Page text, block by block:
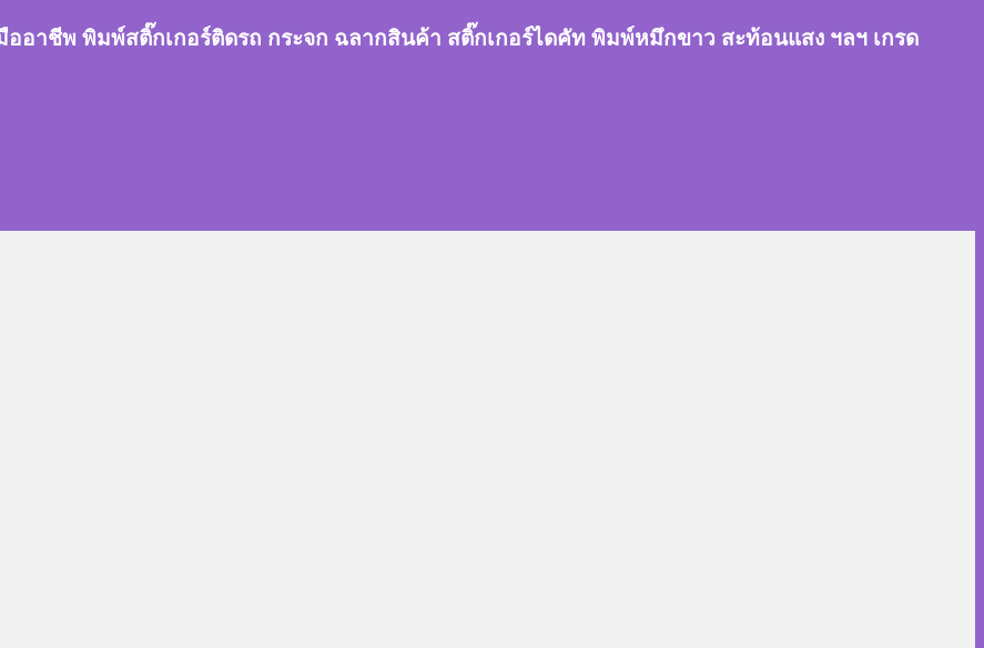
อาชีพ พิมพ์สติ๊กเกอร์ติดรถ กระจก ฉลากสินค้า สติ๊กเกอร์ไดคัท พิมพ์หมึกขาว สะท้อนแสง ฯลฯ เกรด